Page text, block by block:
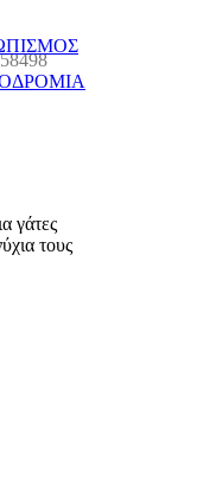
γάτες
τους